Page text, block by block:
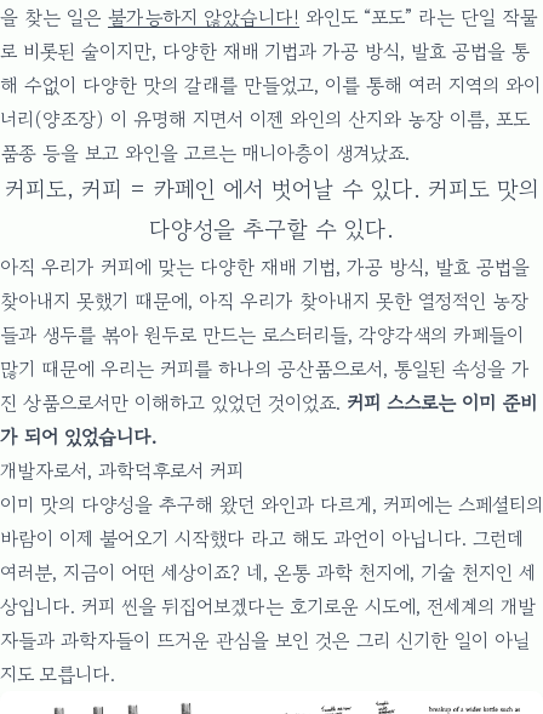
을 찾는 일은 불가능하지 않았습니다! 와인도 “포도” 라는 단일 작물
로 비롯된 술이지만, 다양한 재배 기법과 가공 방식, 발효 공법을 통
해 수없이 다양한 맛의 갈래를 만들었고, 이를 통해 여러 지역의 와이
너리(양조장) 이 유명해 지면서 이젠 와인의 산지와 농장 이름, 포도
품종 등을 보고 와인을 고르는 매니아층이 생겨났죠.
커피도, 커피 = 카페인 에서 벗어날 수 있다. 커피도 맛의
다양성을 추구할 수 있다.
아직 우리가 커피에 맞는 다양한 재배 기법, 가공 방식, 발효 공법을
찾아내지 못했기 때문에, 아직 우리가 찾아내지 못한 열정적인 농장
들과 생두를 볶아 원두로 만드는 로스터리들, 각양각색의 카페들이
많기 때문에 우리는 커피를 하나의 공산품으로서, 통일된 속성을 가
진 상품으로서만 이해하고 있었던 것이었죠. 커피 스스로는 이미 준비
가 되어 있었습니다.
개발자로서, 과학덕후로서 커피
이미 맛의 다양성을 추구해 왔던 와인과 다르게, 커피에는 스페셜티의
바람이 이제 불어오기 시작했다 라고 해도 과언이 아닙니다. 그런데
여러분, 지금이 어떤 세상이죠? 네, 온통 과학 천지에, 기술 천지인 세
상입니다. 커피 씬을 뒤집어보겠다는 호기로운 시도에, 전세계의 개발
자들과 과학자들이 뜨거운 관심을 보인 것은 그리 신기한 일이 아닐
지도 모릅니다.